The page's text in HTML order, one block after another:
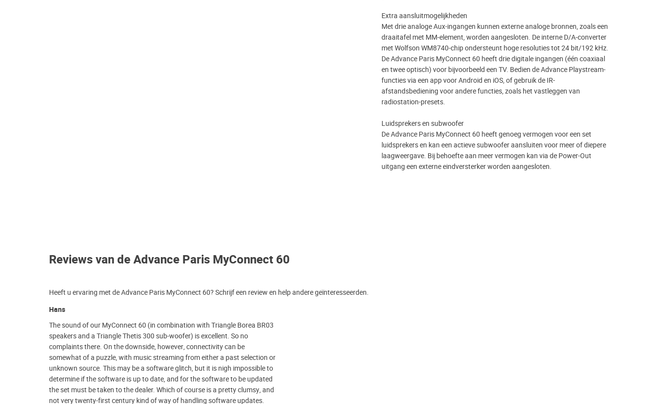
Extra aansluitmogelijkheden
Met drie analoge Aux-ingangen kunnen externe analoge bronnen, zoals een
draaitafel met MM-element, worden aangesloten. De interne D/A-converter
met Wolfson WM8740-chip ondersteunt hoge resoluties tot 24 bit/192 kHz.
De Advance Paris MyConnect 60 heeft drie digitale ingangen (één coaxiaal
en twee optisch) voor bijvoorbeeld een TV. Bedien de Advance Playstream-
functies via een app voor Android en iOS, of gebruik de IR-
afstandsbediening voor andere functies, zoals het vastleggen van
radiostation-presets.
Luidsprekers en subwoofer
De Advance Paris MyConnect 60 heeft genoeg vermogen voor een set
luidsprekers en kan een actieve subwoofer aansluiten voor meer of diepere
laagweergave. Bij behoefte aan meer vermogen kan via de Power-Out
uitgang een externe eindversterker worden aangesloten.
Reviews van de Advance Paris MyConnect 60
Heeft u ervaring met de Advance Paris MyConnect 60? Schrijf een review en help andere geïnteresseerden.
Hans
The sound of our MyConnect 60 (in combination with Triangle Borea BR03
speakers and a Triangle Thetis 300 sub-woofer) is excellent. So no
complaints there. On the downside, however, connectivity can be
somewhat of a puzzle, with music streaming from either a past selection or
unknown source. This may be a software glitch, but it is nigh impossible to
determine if the software is up to date, and for the software to be updated
the set must be taken to the dealer. Which of course is a pretty clumsy, and
not very twenty-first century kind of way of handling software updates.